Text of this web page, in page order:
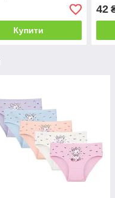
Купити
42